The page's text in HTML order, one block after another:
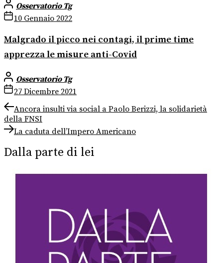
Osservatorio Tg
10 Gennaio 2022
Malgrado il picco nei contagi, il prime time
apprezza le misure anti-Covid
Osservatorio Tg
27 Dicembre 2021
Navigazione
articoli
Previous
post:
Ancora insulti via social a Paolo Berizzi, la solidarietà
della FNSI
Next
La caduta dell’Impero Americano
Dalla parte di lei